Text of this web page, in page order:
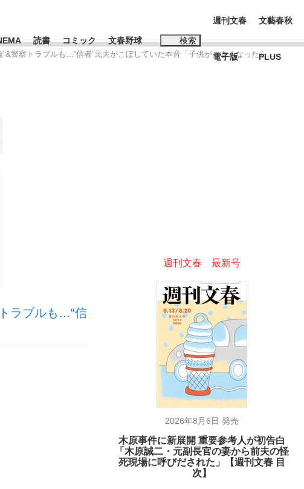
ているのが悲しい」『北の国から』倉本聰氏（91...
読書 コミック 文春野球 検索
週刊文春
電子版
文藝春秋
PLUS
警察トラブルも…“信者”元夫がこぼしていた本音「子供が大きくなったら…」
ラブルも…“信
週刊文春 最新号
2026年8月6日 発売
木原事件に新展開 重要参考人が初告白
「木原誠二・元副長官の妻から前夫の怪
死現場に呼びだされた」【週刊文春 目
次】